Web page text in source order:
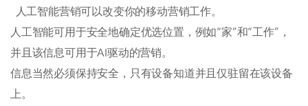
人工智能营销可以改变你的移动营销工作。
人工智能可用于安全地确定优选位置，例如“家”和“工作”，
并且该信息可用于AI驱动的营销。
信息当然必须保持安全，只有设备知道并且仅驻留在该设备
上。